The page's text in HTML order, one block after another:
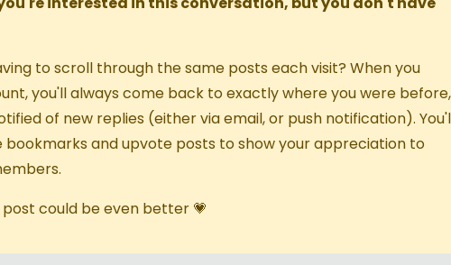
to scroll through the same posts each visit? When you
you'll always come back to exactly where you were before,
of new replies (either via email, or push notification).
bookmarks and upvote posts to show your appreciation to
could be even better 💗